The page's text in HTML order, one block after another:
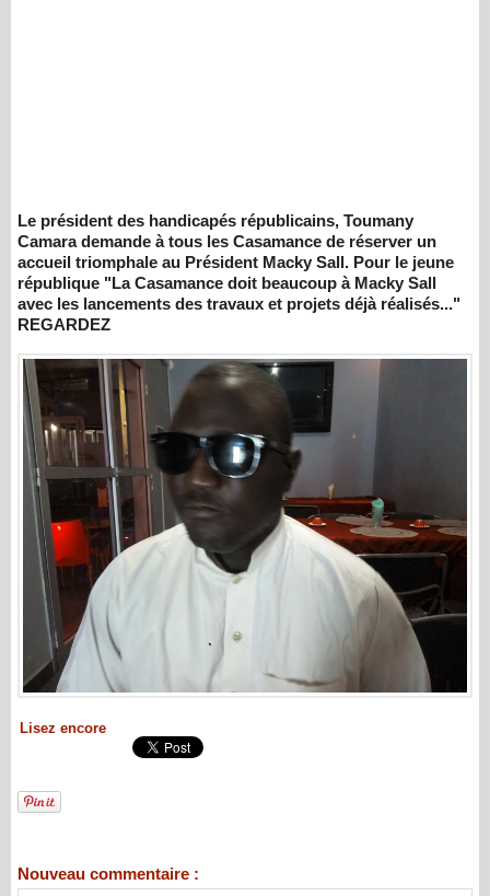
Le président des handicapés républicains, Toumany
Camara demande à tous les Casamance de réserver un
accueil triomphale au Président Macky Sall. Pour le jeune
république "La Casamance doit beaucoup à Macky Sall
avec les lancements des travaux et projets déjà réalisés..."
REGARDEZ
Lisez encore
Nouveau commentaire :